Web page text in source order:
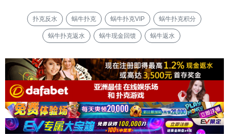
扑克反水 蜗牛扑克 蜗牛扑克VIP 蜗牛扑克积分
蜗牛扑克返水 蜗牛现金回馈 蜗牛返水